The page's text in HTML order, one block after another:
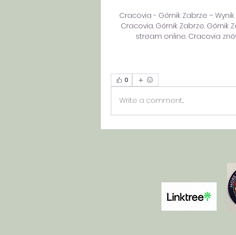
Cracovia - Górnik Zabrze –
Cracovia. Górnik Zabrze. Górnik
stream online. Cracovia
0
Write a comment...